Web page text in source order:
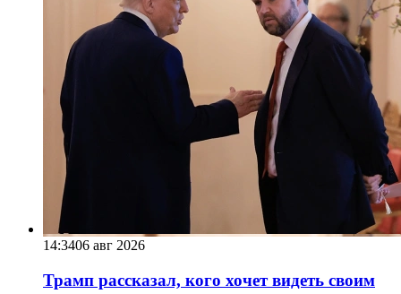
14:3406 авг 2026
Трамп рассказал, кого хочет видеть своим